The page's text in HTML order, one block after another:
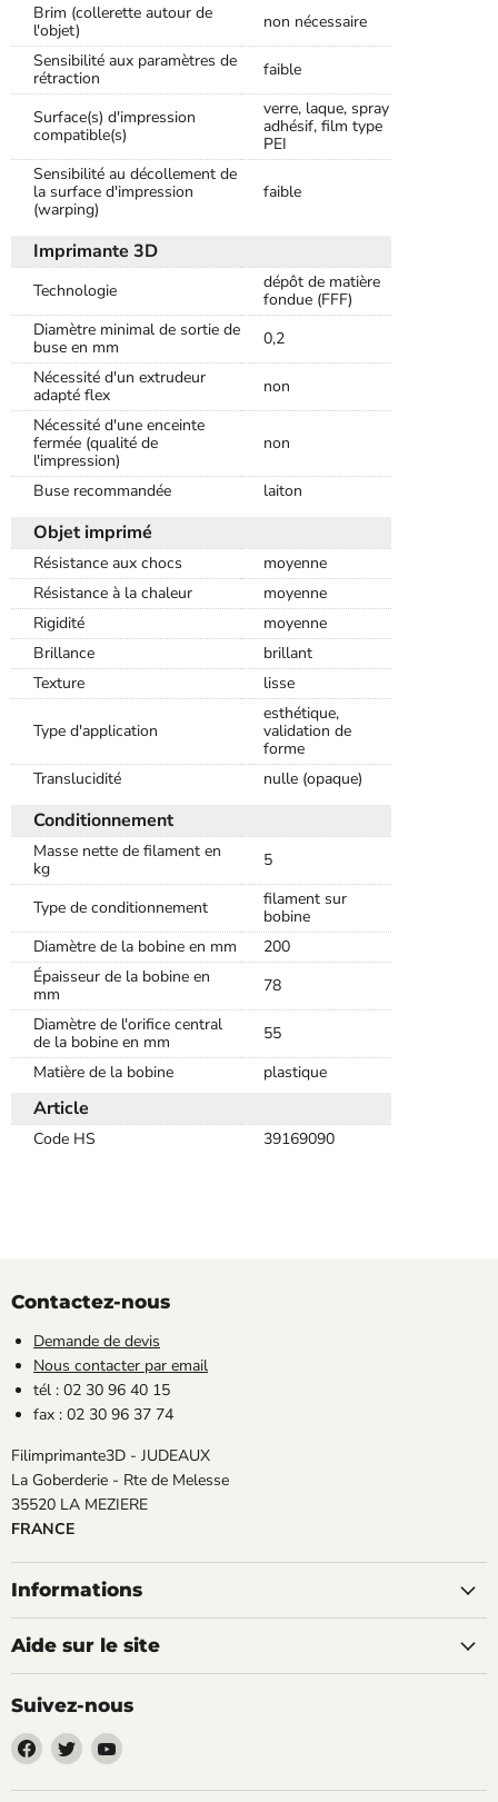
Brim (collerette autour de
l'objet)
non nécessaire
Sensibilité aux paramètres de
rétraction
faible
Surface(s) d'impression
compatible(s)
verre, laque, spray
adhésif, film type
PEI
Sensibilité au décollement de
la surface d'impression
(warping)
faible
Imprimante 3D
Technologie
dépôt de matière
fondue (FFF)
Diamètre minimal de sortie de
buse en mm
0,2
Nécessité d'un extrudeur
adapté flex
non
Nécessité d'une enceinte
fermée (qualité de
l'impression)
non
Buse recommandée laiton
Objet imprimé
Résistance aux chocs
moyenne
Résistance à la chaleur
moyenne
Rigidité
moyenne
Brillance
brillant
Texture
lisse
Type d'application
esthétique,
validation de
forme
Translucidité
nulle (opaque)
Conditionnement
Masse nette de filament en
kg
5
Type de conditionnement
filament sur
bobine
Diamètre de la bobine en mm
200
Épaisseur de la bobine en
mm
78
Diamètre de l'orifice central
de la bobine en mm
55
Matière de la bobine
plastique
Article
Code HS 39169090
Contactez-nous
Demande de devis
Nous contacter par email
tél : 02 30 96 40 15
fax : 02 30 96 37 74
Filimprimante3D - JUDEAUX
La Goberderie - Rte de Melesse
35520 LA MEZIERE
FRANCE
Informations
Aide sur le site
Suivez-nous
Trouvez-
nous
sur
Trouvez-
nous
sur
Trouvez-
sur